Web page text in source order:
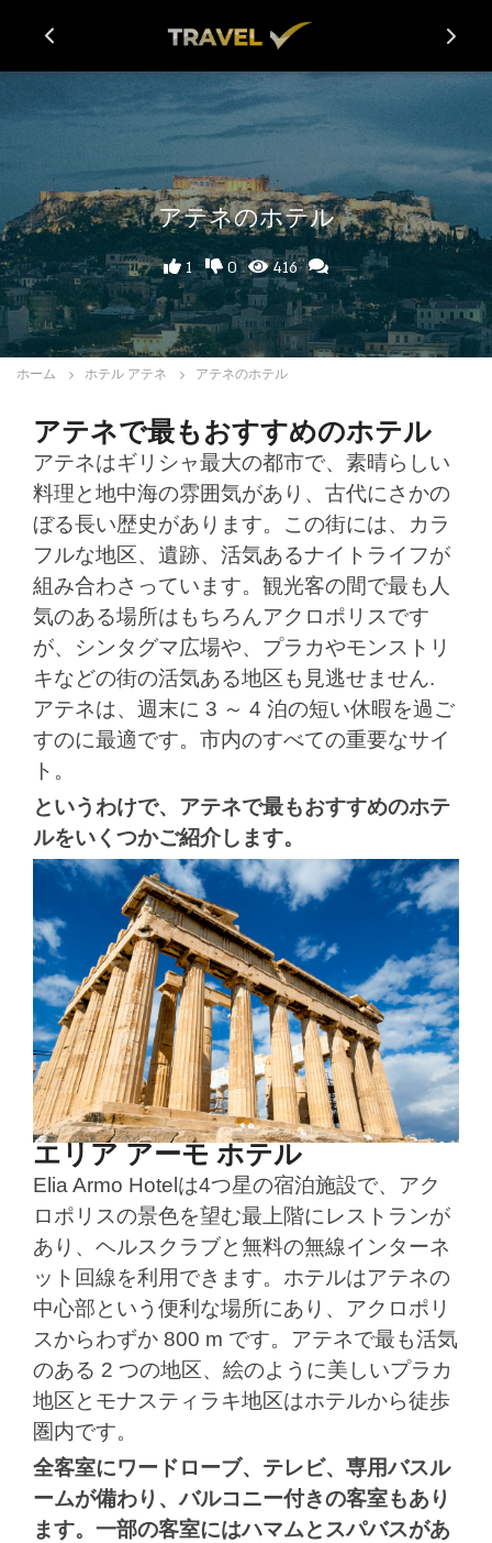
アテネのホテル
1 0 416
ホーム ホテル アテネ アテネのホテル
アテネで最もおすすめのホテル
アテネはギリシャ最大の都市で、素晴らしい
料理と地中海の雰囲気があり、古代にさかの
ぼる長い歴史があります。この街には、カラ
フルな地区、遺跡、活気あるナイトライフが
組み合わさっています。観光客の間で最も人
気のある場所はもちろんアクロポリスです
が、シンタグマ広場や、プラカやモンストリ
キなどの街の活気ある地区も見逃せません.
アテネは、週末に 3 ～ 4 泊の短い休暇を過ご
すのに最適です。市内のすべての重要なサイ
ト。
というわけで、アテネで最もおすすめのホテ
ルをいくつかご紹介します。
エリア アーモ ホテル
Elia Armo Hotelは4つ星の宿泊施設で、アク
ロポリスの景色を望む最上階にレストランが
あり、ヘルスクラブと無料の無線インターネ
ット回線を利用できます。ホテルはアテネの
中心部という便利な場所にあり、アクロポリ
スからわずか 800 m です。アテネで最も活気
のある 2 つの地区、絵のように美しいプラカ
地区とモナスティラキ地区はホテルから徒歩
圏内です。
全客室にワードローブ、テレビ、専用バスル
ームが備わり、バルコニー付きの客室もあり
ます。一部の客室にはハマムとスパバスがあ